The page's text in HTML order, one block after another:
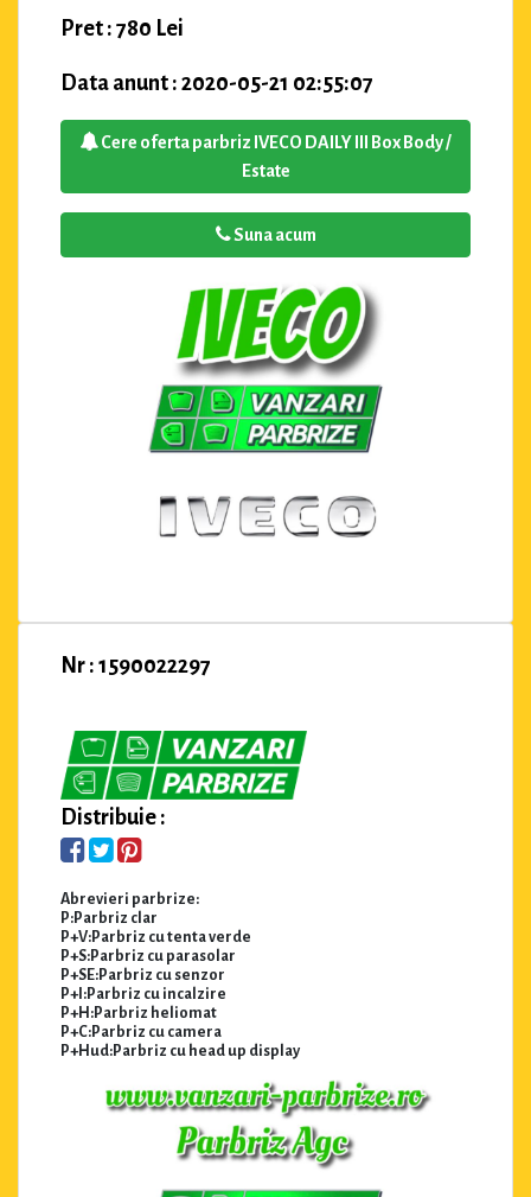
Pret : 780 Lei
Data anunt : 2020-05-21 02:55:07
Cere oferta parbriz IVECO DAILY III Box Body /
Estate
Suna acum
Nr : 1590022297
Distribuie :
Abrevieri parbrize:
P:Parbriz clar
P+V:Parbriz cu tenta verde
P+S:Parbriz cu parasolar
P+SE:Parbriz cu senzor
P+I:Parbriz cu incalzire
P+H:Parbriz heliomat
P+C:Parbriz cu camera
P+Hud:Parbriz cu head up display